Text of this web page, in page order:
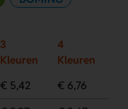
3
Kleuren
4
Kleuren
€ 5,42
€ 6,76